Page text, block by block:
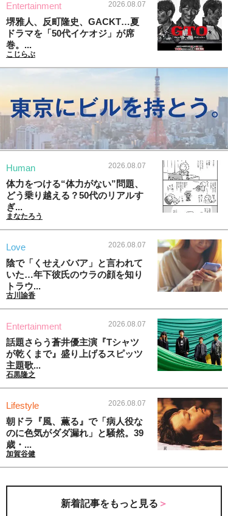
Entertainment 2026.08.07
堺雅人、反町隆史、GACKT…夏
ドラマを「50代イケオジ」が席
巻。...
こじらぶ
Human 2026.08.07
体力をつける“体力がない”問題、
どう乗り越える？50代のリアルす
ぎ...
まなたろう
Love 2026.08.07
陰で「くせえババア」と言われて
いた…年下彼氏のウラの顔を知り
トラウ...
古川諭香
Entertainment 2026.08.07
話題さらう蒼井優主演『Tシャツ
が乾くまで』盛り上げるスピッツ
主題歌...
石黒隆之
Lifestyle 2026.08.07
朝ドラ『風、薫る』で「病人役な
のに色気がダダ漏れ」と騒然。39
歳・...
加賀谷健
新着記事をもっと見る